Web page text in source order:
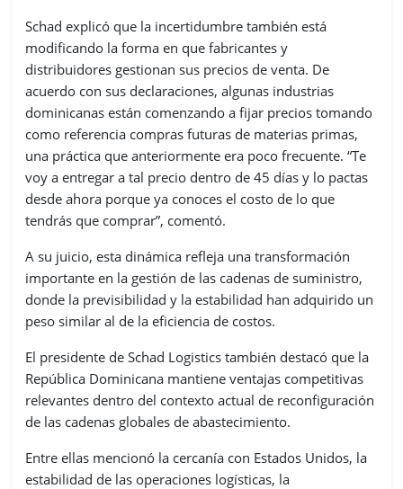
Schad explicó que la incertidumbre también está
modificando la forma en que fabricantes y
distribuidores gestionan sus precios de venta. De
acuerdo con sus declaraciones, algunas industrias
dominicanas están comenzando a fijar precios tomando
como referencia compras futuras de materias primas,
una práctica que anteriormente era poco frecuente. “Te
voy a entregar a tal precio dentro de 45 días y lo pactas
desde ahora porque ya conoces el costo de lo que
tendrás que comprar”, comentó.
A su juicio, esta dinámica refleja una transformación
importante en la gestión de las cadenas de suministro,
donde la previsibilidad y la estabilidad han adquirido un
peso similar al de la eficiencia de costos.
El presidente de Schad Logistics también destacó que la
República Dominicana mantiene ventajas competitivas
relevantes dentro del contexto actual de reconfiguración
de las cadenas globales de abastecimiento.
Entre ellas mencionó la cercanía con Estados Unidos, la
estabilidad de las operaciones logísticas, la